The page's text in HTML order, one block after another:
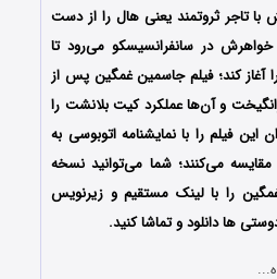
با تاجر ثروتمند یعنی هال را از دست
خواهرش در سانفرانسیسکو می‌رود تا
را آغاز کند؛ فیلم جاسمین غمگین پس از
و آن‌ها عملکرد کیت بلانشت را
این فیلم را با نمایشنامه اتوبوسی به
می‌کنند؛ شما می‌توانید نسخه
را با ‌لینک مستقیم و زیرنویس
ها دانلود و تماشا کنید.